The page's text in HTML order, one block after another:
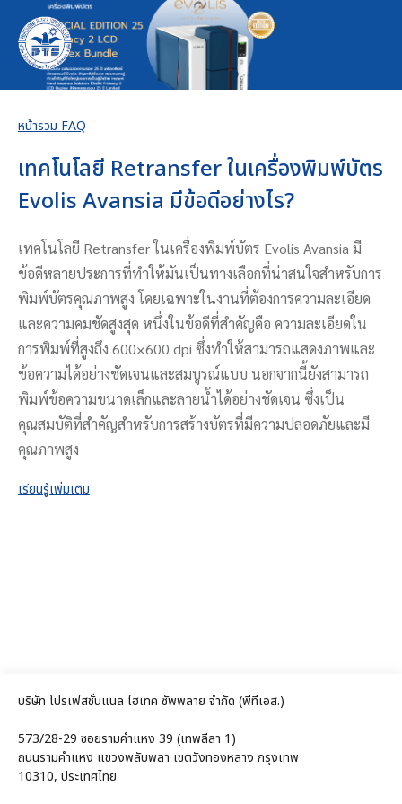
หน้ารวม FAQ
เทคโนโลยี Retransfer ในเครื่องพิมพ์บัตร
Evolis Avansia มีข้อดีอย่างไร?
เทคโนโลยี Retransfer ในเครื่องพิมพ์บัตร Evolis Avansia มี
ข้อดีหลายประการที่ทำให้มันเป็นทางเลือกที่น่าสนใจสำหรับการ
พิมพ์บัตรคุณภาพสูง โดยเฉพาะในงานที่ต้องการความละเอียด
และความคมชัดสูงสุด หนึ่งในข้อดีที่สำคัญคือ ความละเอียดใน
การพิมพ์ที่สูงถึง 600×600 dpi ซึ่งทำให้สามารถแสดงภาพและ
ข้อความได้อย่างชัดเจนและสมบูรณ์แบบ นอกจากนี้ยังสามารถ
พิมพ์ข้อความขนาดเล็กและลายน้ำได้อย่างชัดเจน ซึ่งเป็น
คุณสมบัติที่สำคัญสำหรับการสร้างบัตรที่มีความปลอดภัยและมี
คุณภาพสูง
เรียนรู้เพิ่มเติม
บริษัท โปรเฟสชั่นแนล ไฮเทค ซัพพลาย จำกัด (พีทีเอส.)
573/28-29 ซอยรามคำแหง 39 (เทพลีลา 1)
ถนนรามคำแหง แขวงพลับพลา เขตวังทองหลาง กรุงเทพ
10310, ประเทศไทย